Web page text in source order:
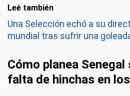
Leé también
Una Selección echó a su
mundial tras sufrir una
Cómo planea
falta de hinchas en